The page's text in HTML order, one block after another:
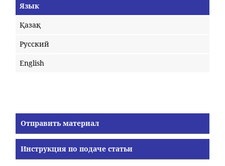
Язык
Қазақ
Русский
English
Отправить материал
Инструкция по подаче статьи